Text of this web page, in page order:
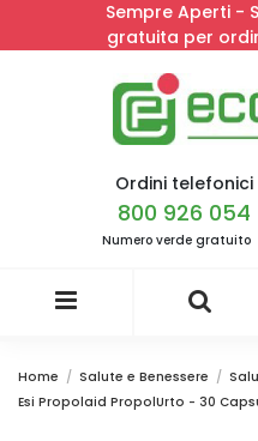
Sempre Aperti -
gratuita per
Ordini
800 926 054
Numero verde gratuito
Home Salute e Benessere
Esi Propolaid PropolUrto - 30